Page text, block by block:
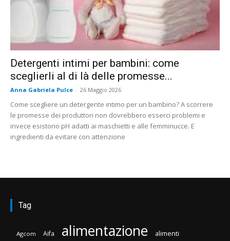
Detergenti intimi per bambini: come
sceglierli al di là delle promesse...
Anna Gabriela Pulce - 26 Maggio 2026
Come scegliere un detergente intimo per un bambino? A scorrere
le promesse dei produttori non dovrebbero esserci problemi e
invece esistono pH adatti ai maschietti e alle femminucce. E
ingredienti da evitare con attenzione
Tag
Agcom Aifa alimentazione alimenti